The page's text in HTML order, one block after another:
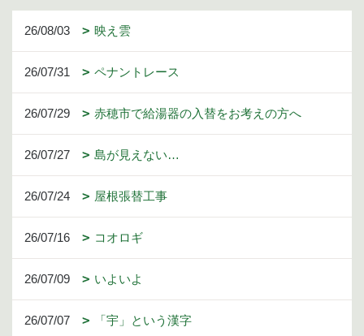
26/08/03 映え雲
26/07/31 ペナントレース
26/07/29 赤穂市で給湯器の入替をお考えの方へ
26/07/27 島が見えない…
26/07/24 屋根張替工事
26/07/16 コオロギ
26/07/09 いよいよ
26/07/07 「宇」という漢字